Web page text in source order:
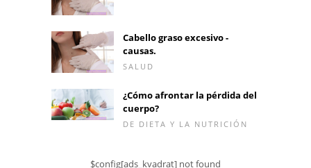
Cabello graso excesivo -
causas.
SALUD
¿Cómo afrontar la pérdida del
cuerpo?
DE DIETA Y LA NUTRICIÓN
$config[ads_kvadrat] not found